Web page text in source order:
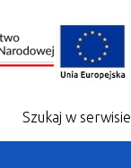
Szukaj w serwisie